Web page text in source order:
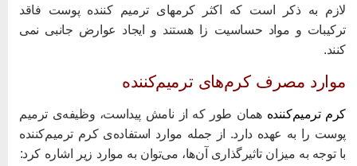
به ذکر است که اکثر کرمهای ترمیم کننده پوست فاقد
و مواد حساسیت زا هستند و ایجاد عوارض جانبی نمی
مصرف کرم‌های ترمیم‌کننده
ترمیم‌کنندههمان طور که از نامش پیداست، وظیفه‌ی ترمیم
را به عهده دارد. از جمله موارد استفاده‌ی کرم ترمیم‌کننده
توجه به میزان تاثیرگذاری آن‌ها، می‌توان به موارد زیر اشاره کرد: